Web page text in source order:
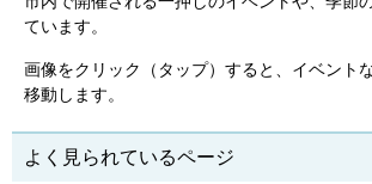
ています。
画像をクリック（タップ）すると、イベント
移動します。
よく見られているページ